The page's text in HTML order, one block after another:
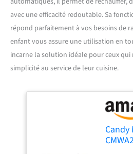
avec une efficacité redoutable. Sa
répond parfaitement à vos besoins de
enfant vous assure une utilisation en
incarne la solution idéale pour ceux
simplicité au service de leur cuisine.
Candy